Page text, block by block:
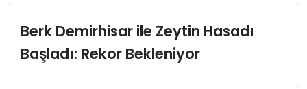
EKONOMI
SPOR
Berk Demirhisar ile Zeytin Hasadı
Başladı: Rekor Bekleniyor